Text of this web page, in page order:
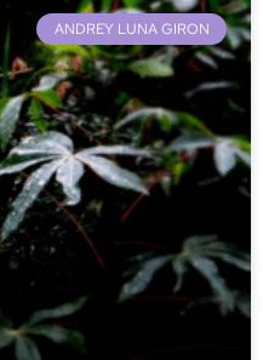
ANDREY LUNA GIRON